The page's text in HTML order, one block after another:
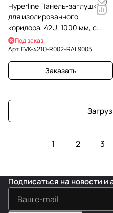
Hyperline Панель-заглушка
для изолированного
коридора, 42U, 1000 мм, с
панорамными окнами из
монолитного поликарбоната
Под заказ
Арт.FVK-4210-R002-RAL9005
Заказать
1 2 3
Подписаться на новости и